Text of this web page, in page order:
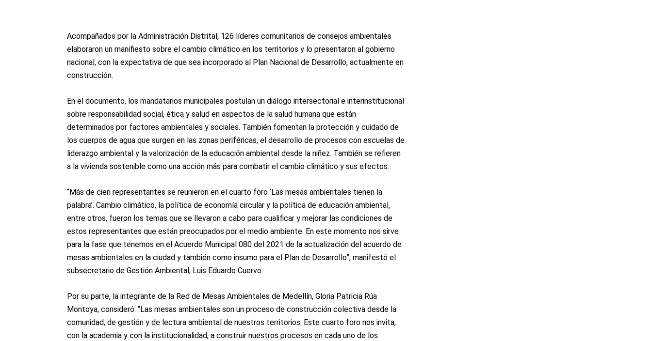
Acompañados por la Administración Distrital, 126 líderes comunitarios de consejos ambientales
elaboraron un manifiesto sobre el cambio climático en los territorios y lo presentaron al gobierno
nacional, con la expectativa de que sea incorporado al Plan Nacional de Desarrollo, actualmente en
construcción.
En el documento, los mandatarios municipales postulan un diálogo intersectorial e interinstitucional
sobre responsabilidad social, ética y salud en aspectos de la salud humana que están
determinados por factores ambientales y sociales. También fomentan la protección y cuidado de
los cuerpos de agua que surgen en las zonas periféricas, el desarrollo de procesos con escuelas de
liderazgo ambiental y la valorización de la educación ambiental desde la niñez. También se refieren
a la vivienda sostenible como una acción más para combatir el cambio climático y sus efectos.
“Más de cien representantes se reunieron en el cuarto foro ‘Las mesas ambientales tienen la
palabra’. Cambio climático, la política de economía circular y la política de educación ambiental,
entre otros, fueron los temas que se llevaron a cabo para cualificar y mejorar las condiciones de
estos representantes que están preocupados por el medio ambiente. En este momento nos sirve
para la fase que tenemos en el Acuerdo Municipal 080 del 2021 de la actualización del acuerdo de
mesas ambientales en la ciudad y también como insumo para el Plan de Desarrollo”, manifestó el
subsecretario de Gestión Ambiental, Luis Eduardo Cuervo.
Por su parte, la integrante de la Red de Mesas Ambientales de Medellín, Gloria Patricia Rúa
Montoya, consideró: “Las mesas ambientales son un proceso de construcción colectiva desde la
comunidad, de gestión y de lectura ambiental de nuestros territorios. Este cuarto foro nos invita,
con la academia y con la institucionalidad, a construir nuestros procesos en cada uno de los